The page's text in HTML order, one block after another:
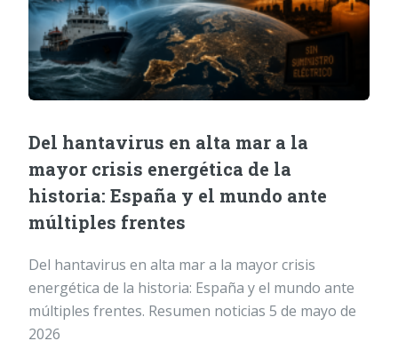
Del hantavirus en alta mar a la
mayor crisis energética de la
historia: España y el mundo ante
múltiples frentes
Del hantavirus en alta mar a la mayor crisis
energética de la historia: España y el mundo ante
múltiples frentes. Resumen noticias 5 de mayo de
2026